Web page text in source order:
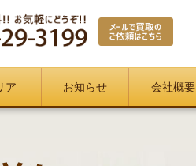
ア お知らせ 会社概要